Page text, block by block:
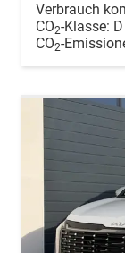
Verbrauch
CO2-Klasse: D
CO2-